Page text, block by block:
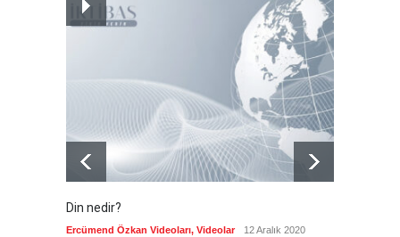
FIFA yönetimi kriz
toplantısını Fas'ta yaptı
6 Ağustos 2026
Din nedir?
Ercümend Özkan Videoları, Videolar 12 Aralık 2020